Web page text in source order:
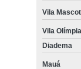
Vila
Vila Olímpia
Diadema
Mauá